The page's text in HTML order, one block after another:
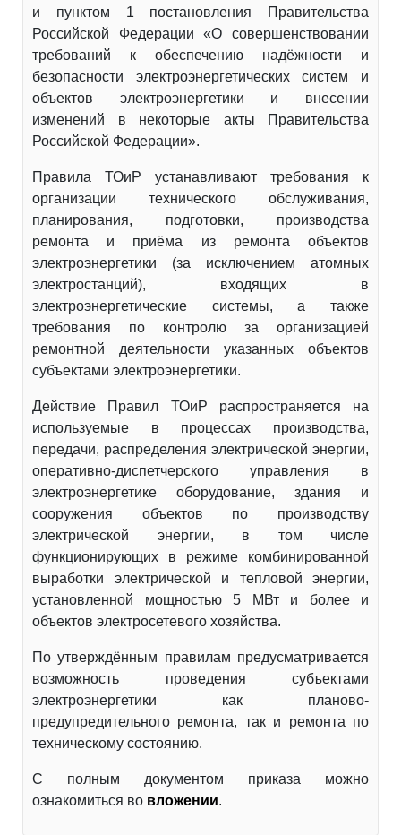
и пунктом 1 постановления Правительства
Российской Федерации «О совершенствовании
требований к обеспечению надёжности и
безопасности электроэнергетических систем и
объектов электроэнергетики и внесении
изменений в некоторые акты Правительства
Российской Федерации».
Правила ТОиР устанавливают требования к
организации технического обслуживания,
планирования, подготовки, производства
ремонта и приёма из ремонта объектов
электроэнергетики (за исключением атомных
электростанций), входящих в
электроэнергетические системы, а также
требования по контролю за организацией
ремонтной деятельности указанных объектов
субъектами электроэнергетики.
Действие Правил ТОиР распространяется на
используемые в процессах производства,
передачи, распределения электрической энергии,
оперативно-диспетчерского управления в
электроэнергетике оборудование, здания и
сооружения объектов по производству
электрической энергии, в том числе
функционирующих в режиме комбинированной
выработки электрической и тепловой энергии,
установленной мощностью 5 МВт и более и
объектов электросетевого хозяйства.
По утверждённым правилам предусматривается
возможность проведения субъектами
электроэнергетики как планово-
предупредительного ремонта, так и ремонта по
техническому состоянию.
С полным документом приказа можно
ознакомиться во вложении.